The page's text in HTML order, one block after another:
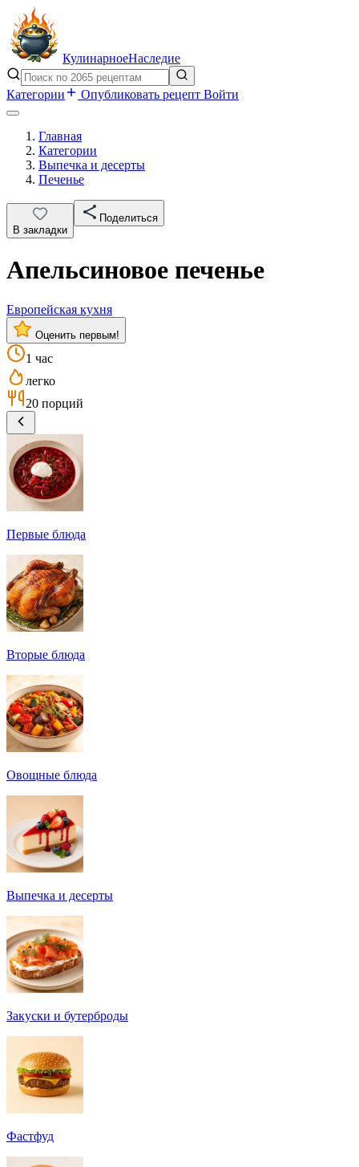
КулинарноеНаследие
Категории Опубликовать рецепт Войти
Главная
Категории
Выпечка и десерты
Печенье
В закладки
Поделиться
Апельсиновое печенье
Европейская кухня
Оценить первым!
1 час
легко
20 порций
Первые блюда
Вторые блюда
Овощные блюда
Выпечка и десерты
Закуски и бутерброды
Фастфуд